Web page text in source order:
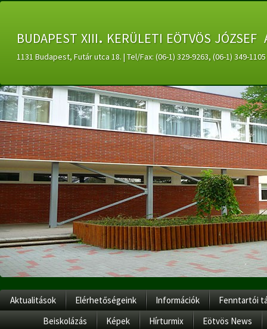
budapest xiii. kerületi eötvös
1131 Budapest, Futár utca 18. | Tel/Fax: (06-1) 329-9263, (06-1) 349-
Aktualitások Elérhetőségeink Információk
Fenntartói
Beiskolázás
Képek Hírturmix Eötvös News